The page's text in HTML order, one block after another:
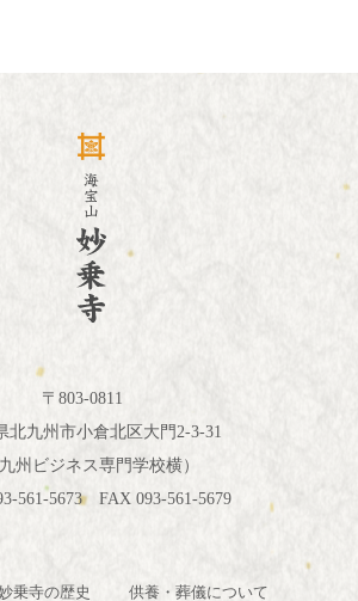
〒803-0811
北九州市小倉北区大門2-3-31
九州ビジネス専門学校横）
561-5673 FAX 093-561-5679
乗寺の歴史 供養・葬儀について